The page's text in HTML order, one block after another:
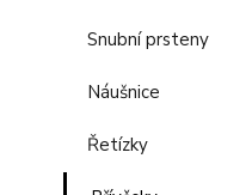
Snubní prsteny
Náušnice
Řetízky